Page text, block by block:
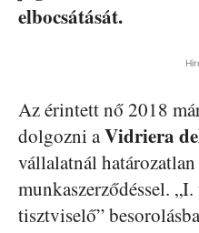
elbocsátását.
Az érintett nő 2018
dolgozni aVidriera
vállalatnál
munkaszerződéssel.
tisztviselő”